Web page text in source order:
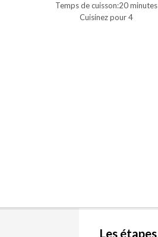
Temps de cuisson:20 minutes
Cuisinez pour 4
Les étapes